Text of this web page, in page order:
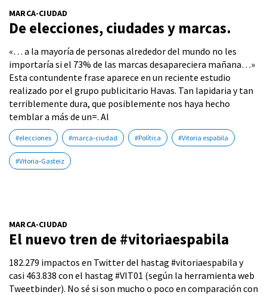
MARCA-CIUDAD
De elecciones, ciudades y marcas.
«… a la mayoría de personas alrededor del mundo no les
importaría si el 73% de las marcas desapareciera mañana…»
Esta contundente frase aparece en un reciente estudio
realizado por el grupo publicitario Havas. Tan lapidaria y tan
terriblemente dura, que posiblemente nos haya hecho
temblar a más de un=. Al
#elecciones #marca-ciudad #Política #Vitoria espabila
#Vitoria-Gasteiz
MARCA-CIUDAD
El nuevo tren de #vitoriaespabila
182.279 impactos en Twitter del hastag #vitoriaespabila y
casi 463.838 con el hastag #VIT01 (según la herramienta web
Tweetbinder). No sé si son mucho o poco en comparación con